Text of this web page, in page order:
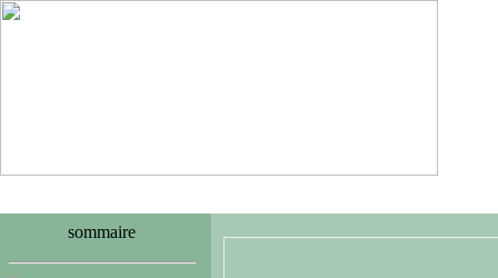
sommaire